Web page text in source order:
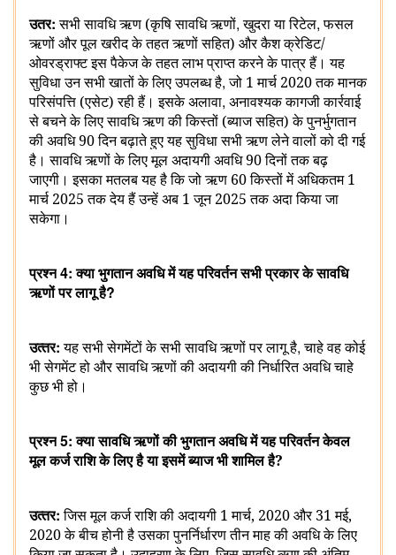
उतर: सभी सावधि ऋण (कृषि सावधि ऋणों,खुदरा या रिटेल,फसल
ऋणों और पूल खरीद के तहत ऋणों सहित) और कैश क्रेडिट/
ओवरड्राफ्ट इस पैकेज के तहत लाभ प्राप्त करने के पात्र हैं। यह
सुविधा उन सभी खातों के लिए उपलब्ध है,जो 1 मार्च 2020 तक मानक
परिसंपत्ति (एसेट) रही हैं। इसके अलावा, अनावश्यक कागजी कार्रवाई
से बचने के लिए सावधि ऋण की किस्तों (ब्याज सहित) के पुनर्भुगतान
की अवधि 90 दिन बढ़ाते हुए यह सुविधा सभी ऋण लेने वालों को दी गई
है। सावधि ऋणों के लिए मूल अदायगी अवधि 90 दिनों तक बढ़
जाएगी। इसका मतलब यह है कि जो ऋण 60 किस्‍तों में अधिकतम 1
मार्च 2025 तक देय हैं उन्‍हें अब 1 जून 2025 तक अदा किया जा
सकेगा।
प्रश्‍न4:क्‍या भुगतान अवधि में यह परिवर्तन सभी प्रकार के सावधि
ऋणों पर लागू है?
उत्‍तर:यह सभी सेगमेंटों के सभी सावधि ऋणों पर लागू है,चाहे वह कोई
भी सेगमेंट हो और सावधि ऋणों की अदायगी की निर्धारित अवधि चाहे
कुछ भी हो।
प्रश्‍न5:क्‍या सावधि ऋणों की भुगतान अवधि में यह परिवर्तन केवल
मूल कर्ज राशि के लिए है या इसमें ब्याज भी शामिल है?
उत्‍तर: जिस मूल कर्ज राशि की अदायगी 1 मार्च, 2020 और 31 मई,
2020 के बीच होनी है उसका पुनर्निर्धारण तीन माह की अवधि के लिए